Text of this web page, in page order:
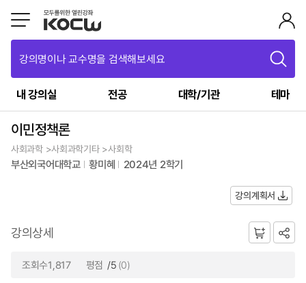
강의명이나 교수명을 검색해보세요
내 강의실 전공 대학/기관 테마
이민정책론
사회과학 >사회과학기타 >사회학
부산외국어대학교 황미혜 2024년 2학기
강의계획서
강의상세
조회수1,817 평점 /5 (0)